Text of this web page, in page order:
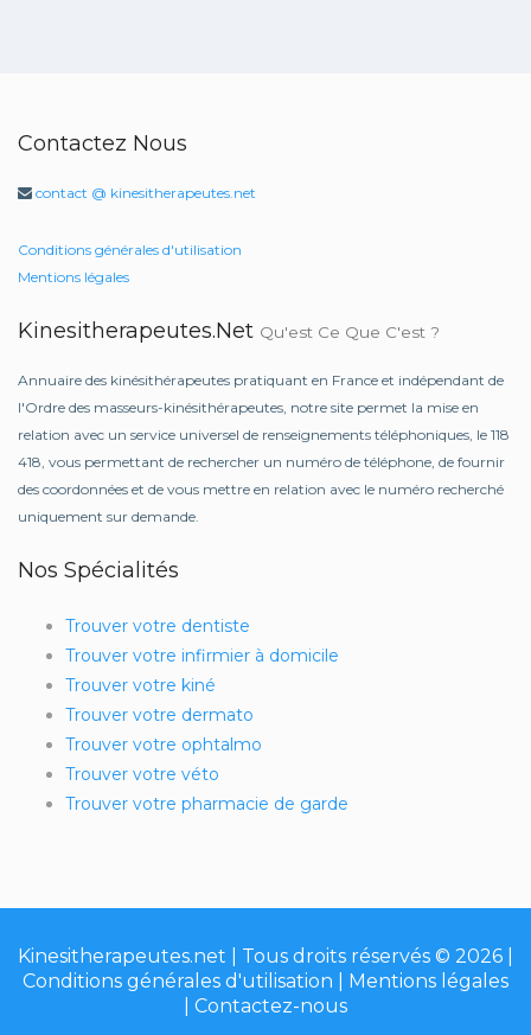
Contactez Nous
contact @ kinesitherapeutes.net
Conditions générales d'utilisation
Mentions légales
Kinesitherapeutes.net Qu'est Ce Que C'est ?
Annuaire des kinésithérapeutes pratiquant en France et indépendant de
l'Ordre des masseurs-kinésithérapeutes, notre site permet la mise en
relation avec un service universel de renseignements téléphoniques, le 118
418, vous permettant de rechercher un numéro de téléphone, de fournir
des coordonnées et de vous mettre en relation avec le numéro recherché
uniquement sur demande.
Nos Spécialités
Trouver votre dentiste
Trouver votre infirmier à domicile
Trouver votre kiné
Trouver votre dermato
Trouver votre ophtalmo
Trouver votre véto
Trouver votre pharmacie de garde
Kinesitherapeutes.net | Tous droits réservés © 2026 |
Conditions générales d'utilisation
Mentions légales
Contactez-nous